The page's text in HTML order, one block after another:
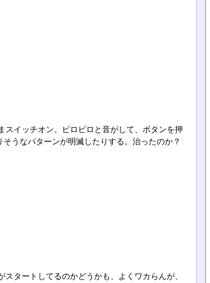
イッチオン。ピロピロと音がして、ボタンを押
うなパターンが明滅したりする。治ったのか？
タートしてるのかどうかも、よくワカらんが、